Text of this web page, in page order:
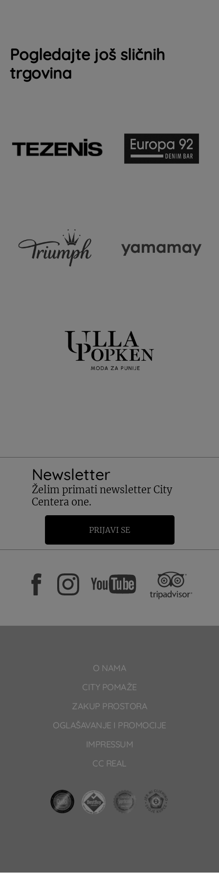
Pogledajte još sličnih
trgovina
Newsletter
Želim primati newsletter City
Centera one.
PRIJAVI SE
O NAMA
CITY POMAŽE
ZAKUP PROSTORA
OGLAŠAVANJE I PROMOCIJE
IMPRESSUM
CC REAL